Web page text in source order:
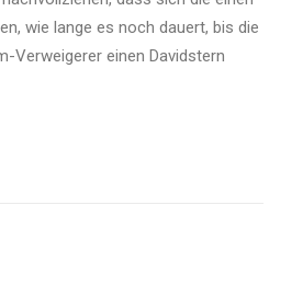
wie lange es noch dauert, bis die
Verweigerer einen Davidstern